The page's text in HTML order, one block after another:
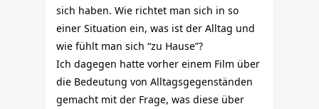
sich haben. Wie richtet man sich in so
einer Situation ein, was ist der Alltag und
wie fühlt man sich “zu Hause”?
Ich dagegen hatte vorher einem Film über
die Bedeutung von Alltagsgegenständen
gemacht mit der Frage, was diese über